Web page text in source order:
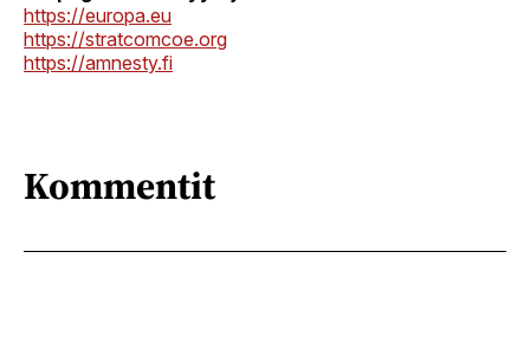
https://europa.eu
https://stratcomcoe.org
https://amnesty.fi
Kommentit